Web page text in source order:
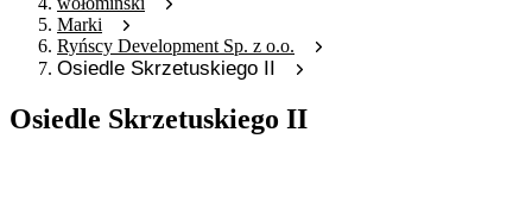
Marki
Ryńscy Development Sp. z o.o.
Osiedle Skrzetuskiego II
Osiedle Skrzetuskiego II